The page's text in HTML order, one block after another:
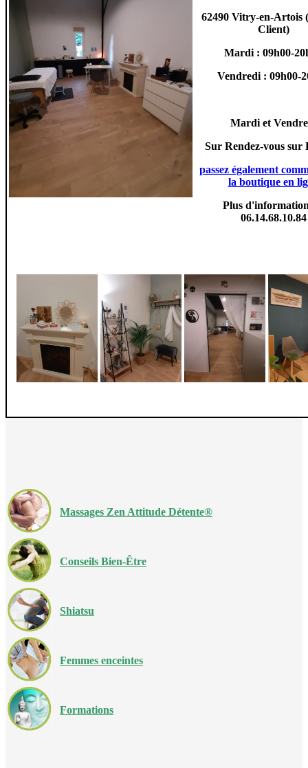
62490 Vitry-en-Artois
Client)
Mardi : 09h00-
Vendredi : 09h00-
Mardi et
Sur Rendez-vous sur
passez également
la boutique en
Plus
06.14.68.10.84
Massages Zen Attitude Détente®
Conseils Bien-Être
Shiatsu
Femmes enceintes
Formations